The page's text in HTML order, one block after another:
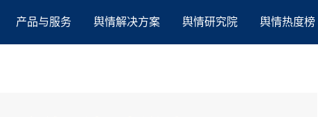
产品与服务 舆情解决方案 舆情研究院 舆情热度榜